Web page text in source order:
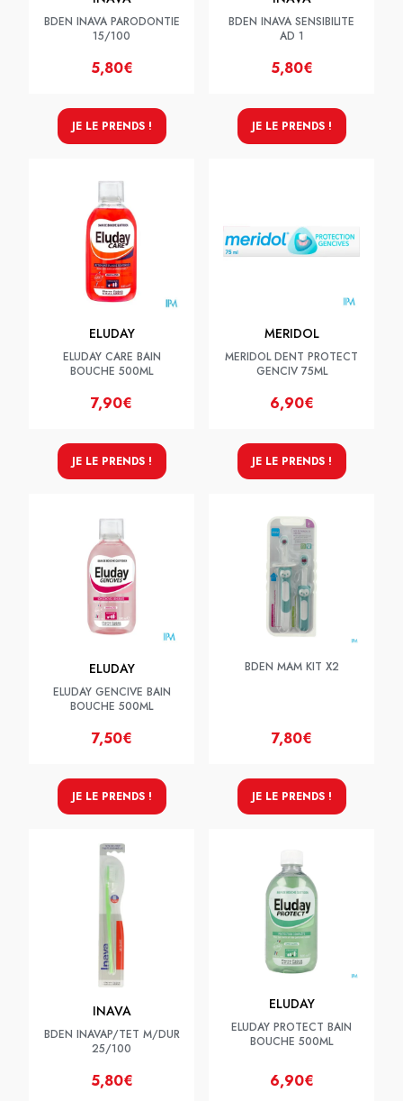
BDEN INAVA PARODONTIE
15/100
5,80€
JE LE PRENDS !
BDEN INAVA SENSIBILITE
AD 1
5,80€
JE LE PRENDS !
ELUDAY
ELUDAY CARE BAIN
BOUCHE 500ML
7,90€
JE LE PRENDS !
MERIDOL
MERIDOL DENT PROTECT
GENCIV 75ML
6,90€
JE LE PRENDS !
ELUDAY
ELUDAY GENCIVE BAIN
BOUCHE 500ML
7,50€
JE LE PRENDS !
BDEN MAM KIT X2
7,80€
JE LE PRENDS !
INAVA
BDEN INAVAP/TET M/DUR
25/100
5,80€
ELUDAY
ELUDAY PROTECT BAIN
BOUCHE 500ML
6,90€